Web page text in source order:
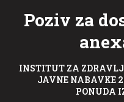
Poziv za
INSTITUT ZA
JAVNE NABAVKE
PONUDA